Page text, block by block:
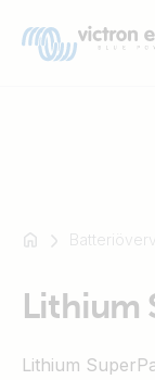
exempel
Multiplus-
Orion
exempel
Multiplus-
Orion
Lithium
Lithium